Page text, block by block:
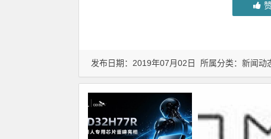
发布日期：2019年07月02日 所属分类： 新闻动